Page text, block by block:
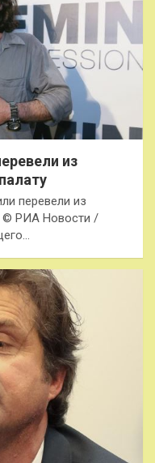
из
перевели из
© РИА Новости /